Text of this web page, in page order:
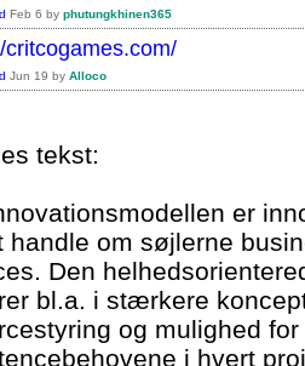
Feb 6 by phutungkhinen365
critcogames.com/
Jun 19 by Alloco
tekst:
er
handle om søjlerne
Den
bl.a. i stærkere
og mulighed
i hvert